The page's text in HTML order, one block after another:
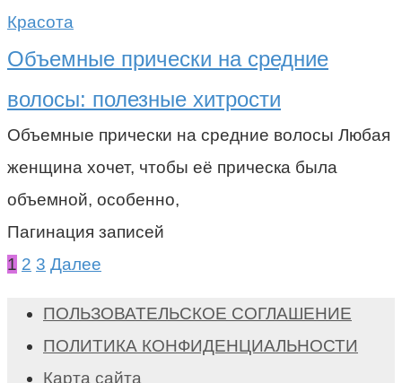
Красота
Объемные прически на средние
волосы: полезные хитрости
Объемные прически на средние волосы Любая
женщина хочет, чтобы её прическа была
объемной, особенно,
Пагинация записей
1 2 3 Далее
ПОЛЬЗОВАТЕЛЬСКОЕ СОГЛАШЕНИЕ
ПОЛИТИКА КОНФИДЕНЦИАЛЬНОСТИ
Карта сайта